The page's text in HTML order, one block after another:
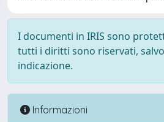
I documenti in IRIS sono
tutti i diritti sono riservati,
indicazione.
Informazioni